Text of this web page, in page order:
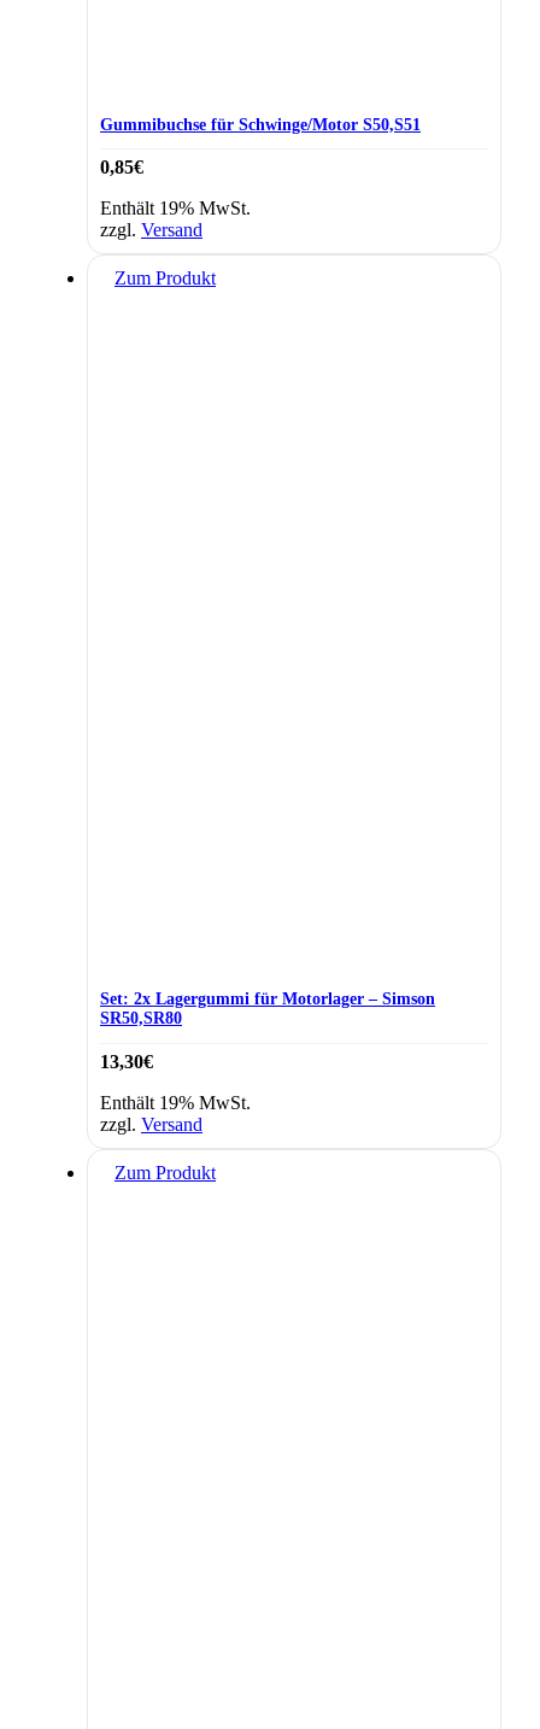
Gummibuchse für Schwinge/Motor S50,S51
0,85€
Enthält 19% MwSt.
zzgl. Versand
Zum Produkt
Set: 2x Lagergummi für Motorlager – Simson
SR50,SR80
13,30€
Enthält 19% MwSt.
zzgl. Versand
Zum Produkt